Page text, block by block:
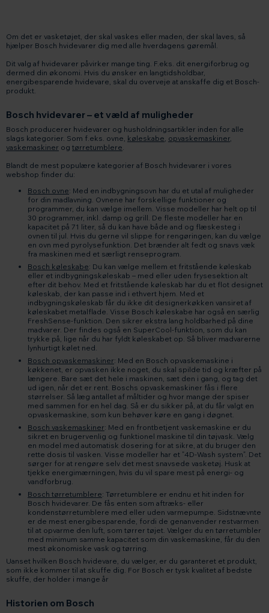
Om det er vasketøjet, der skal vaskes eller maden, der skal laves, så
hjælper Bosch hvidevarer dig med alle hverdagens gøremål.
Dit valg af hvidevarer påvirker mange ting. F.eks. dit energiforbrug og
dermed din økonomi. Hvis du ønsker en langtidsholdbar,
energibesparende hvidevare, skal du overveje at anskaffe dig et Bosch-
produkt.
Bosch hvidevarer – et væld af muligheder
Bosch producerer hvidevarer og husholdningsartikler inden for alle
slags kategorier. Som f.eks. ovne, køleskabe, opvaskemaskiner,
vaskemaskiner og tørretumblere.
Blandt de mest populære kategorier af Bosch hvidevarer i vores
webshop finder du:
Bosch ovne: Med en indbygningsovn har du et utal af muligheder
for din madlavning. Ovnene har forskellige funktioner og
programmer, du kan vælge imellem. Visse modeller har helt op til
30 programmer, inkl. damp og grill. De fleste modeller har en
kapacitet på 71 liter, så du kan have både and og flæskesteg i
ovnen til jul. Hvis du gerne vil slippe for rengøringen, kan du vælge
en ovn med pyrolysefunktion. Det brænder alt fedt og snavs væk
fra maskinen med et særligt renseprogram.
Bosch køleskabe: Du kan vælge mellem et fritstående køleskab
eller et indbygningskøleskab – med eller uden frysesektion alt
efter dit behov. Med et fritstående køleskab har du et flot designet
køleskab, der kan passe ind i ethvert hjem. Med et
indbygningskøleskab får du ikke dit designerkøkken vansiret af
køleskabet metalflade. Visse Bosch køleskabe har også en særlig
FreshSense-funktion. Den sikrer ekstra lang holdbarhed på dine
madvarer. Der findes også en SuperCool-funktion, som du kan
trykke på, lige når du har fyldt køleskabet op. Så bliver madvarerne
lynhurtigt kølet ned.
Bosch opvaskemaskiner: Med en Bosch opvaskemaskine i
køkkenet, er opvasken ikke noget, du skal spilde tid og kræfter på
længere. Bare sæt det hele i maskinen, sæt den i gang, og tag det
ud igen, når det er rent. Boschs opvaskemaskiner fås i flere
størrelser. Så læg antallet af måltider og hvor mange der spiser
med sammen for en hel dag. Så er du sikker på, at du får valgt en
opvaskemaskine, som kun behøver køre en gang i døgnet.
Bosch vaskemaskiner: Med en frontbetjent vaskemaskine er du
sikret en brugervenlig og funktionel maskine til din tøjvask. Vælg
en model med automatisk dosering for at sikre, at du bruger den
rette dosis til vasken. Visse modeller har et ”4D-Wash system”. Det
sørger for at rengøre selv det mest snavsede vasketøj. Husk at
tjekke energimærningen, hvis du vil spare mest på energi- og
vandforbrug.
Bosch tørretumblere: Tørretumblere er endnu et hit inden for
Bosch hvidevarer. De fås enten som aftræks- eller
kondenstørretumblere med eller uden varmepumpe. Sidstnævnte
er de mest energibesparende, fordi de genanvender restvarmen
til at opvarme den luft, som tørrer tøjet. Vælger du en tørretumbler
med minimum samme kapacitet som din vaskemaskine, får du den
mest økonomiske vask og tørring.
Uanset hvilken Bosch hvidevare, du vælger, er du garanteret et produkt,
som ikke kommer til at skuffe dig. For Bosch er tysk kvalitet af bedste
skuffe, der holder i mange år
Historien om Bosch